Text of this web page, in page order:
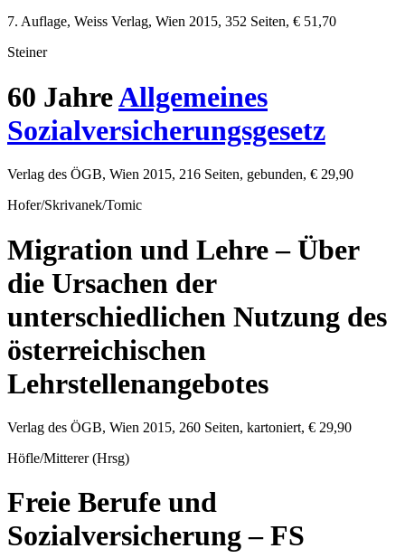
7. Auflage, Weiss Verlag, Wien 2015, 352 Seiten, € 51,70
Steiner
60 JahreAllgemeines
Sozialversicherungsgesetz
Verlag des ÖGB, Wien 2015, 216 Seiten, gebunden, € 29,90
Hofer/Skrivanek/Tomic
Migration und Lehre – Über
die Ursachen der
unterschiedlichen Nutzung des
österreichischen
Lehrstellenangebotes
Verlag des ÖGB, Wien 2015, 260 Seiten, kartoniert, € 29,90
Höfle/Mitterer (Hrsg)
Freie Berufe und
Sozialversicherung – FS